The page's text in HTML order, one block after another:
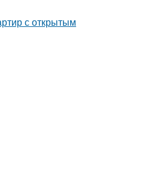
с открытым